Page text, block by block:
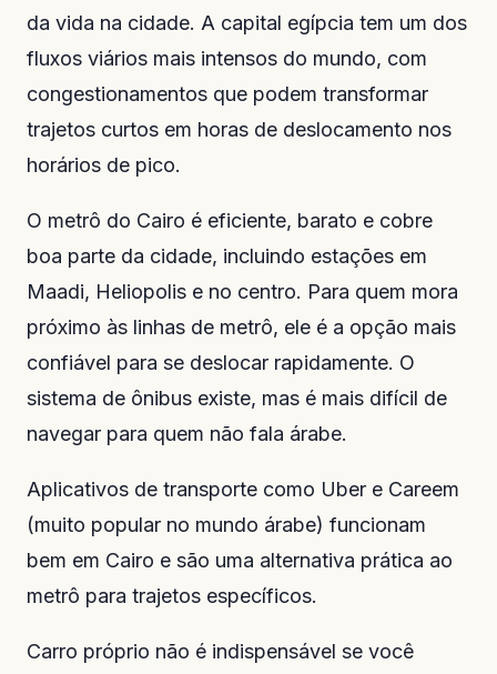
da vida na cidade. A capital egípcia tem um dos
fluxos viários mais intensos do mundo, com
congestionamentos que podem transformar
trajetos curtos em horas de deslocamento nos
horários de pico.
O metrô do Cairo é eficiente, barato e cobre
boa parte da cidade, incluindo estações em
Maadi, Heliopolis e no centro. Para quem mora
próximo às linhas de metrô, ele é a opção mais
confiável para se deslocar rapidamente. O
sistema de ônibus existe, mas é mais difícil de
navegar para quem não fala árabe.
Aplicativos de transporte como Uber e Careem
(muito popular no mundo árabe) funcionam
bem em Cairo e são uma alternativa prática ao
metrô para trajetos específicos.
Carro próprio não é indispensável se você